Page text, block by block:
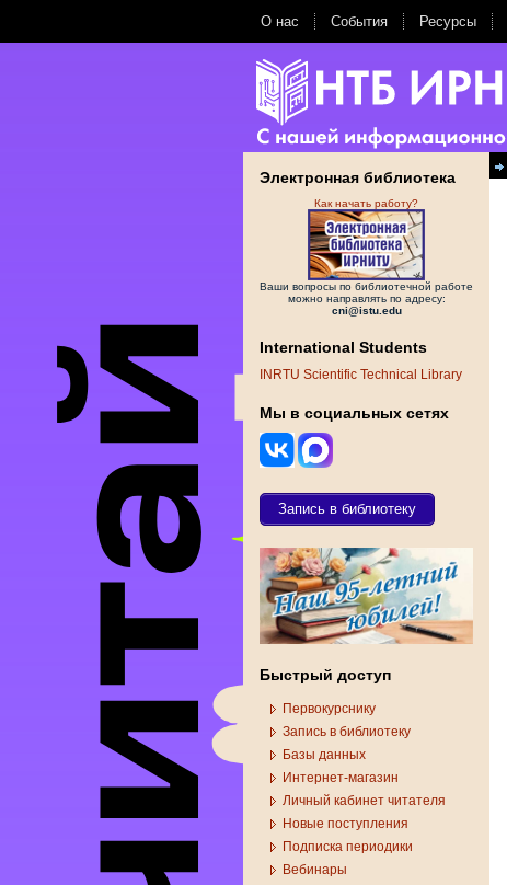
О нас События Ресурсы
Электронная библиотека
Как начать работу?
Ваши вопросы по библиотечной работе
можно направлять по адресу:
cni@istu.edu
International Students
INRTU Scientific Technical Library
Мы в социальных сетях
Запись в библиотеку
Быстрый доступ
Первокурснику
Запись в библиотеку
Базы данных
Интернет-магазин
Личный кабинет читателя
Новые поступления
Подписка периодики
Вебинары